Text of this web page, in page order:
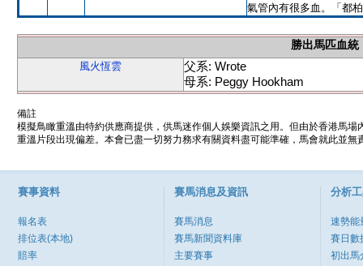
氣管內有很多血。「都
勝出馬匹血統
風火恆雲
父系: Wrote
母系: Peggy Hookham
備註
模擬鳥瞰重溫由特約供應商提供，供馬迷作個人娛樂資訊之用。但由於香港馬
重溫片段出現偏差。本會已盡一切努力務求有關資料盡可能準確，馬會就此並
賽事資料
報名表
排位表(本地)
賠率
賽馬消息及資訊
賽馬消息
賽馬新聞資料庫
主要賽事
分析
速勢能
賽日數
初出馬